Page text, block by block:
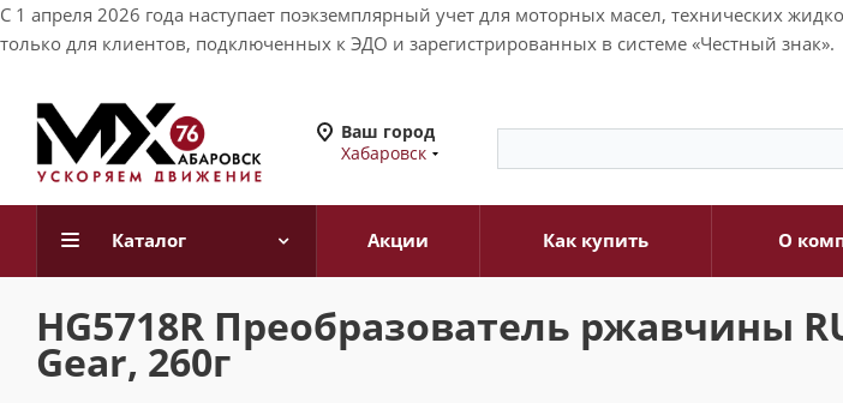
С 1 апреля 2026 года наступает поэкземплярный учет для моторных масел, технических
только для клиентов, подключенных к ЭДО и зарегистрированных в системе «Честный знак».
Ваш город
Хабаровск
Каталог Акции Как купить О
HG5718R Преобразователь ржавчины
Gear, 260г